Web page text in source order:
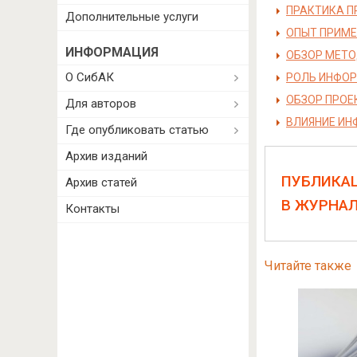
ПРАКТИКА
ОПЫТ
ОБЗОР
РОЛЬ
ОБЗОР
ВЛИЯНИЕ
В
Читайте также
Дополнительные услуги
ИНФОРМАЦИЯ
О СибАК
Для авторов
Где опубликовать статью
Архив изданий
Архив статей
Контакты